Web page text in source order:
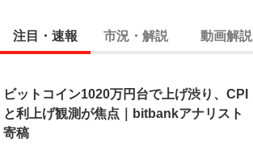
注目・速報 市況・解説 動画解説
ビットコイン1020万円台で上げ渋り、CPI
と利上げ観測が焦点｜bitbankアナリスト
寄稿